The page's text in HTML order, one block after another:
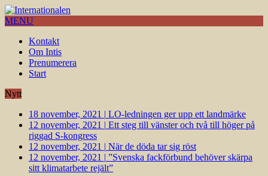
MENU
Kontakt
Om Intis
Prenumerera
Start
Nytt
18 november, 2021 | LO-ledningen ger upp ett landmärke
12 november, 2021 | Ett steg till vänster och två till höger på
riggad S-kongress
12 november, 2021 | När de döda tar sig röst
12 november, 2021 | ”Svenska fackförbund behöver skärpa
sitt klimatarbete rejält”